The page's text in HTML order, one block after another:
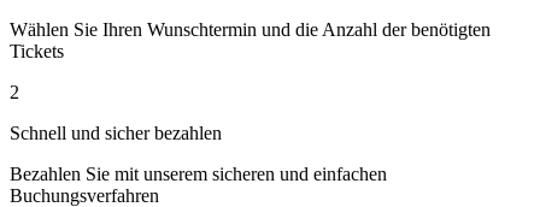
Wählen Sie Ihren Wunschtermin und die Anzahl der benötigten
Tickets
2
Schnell und sicher bezahlen
Bezahlen Sie mit unserem sicheren und einfachen
Buchungsverfahren